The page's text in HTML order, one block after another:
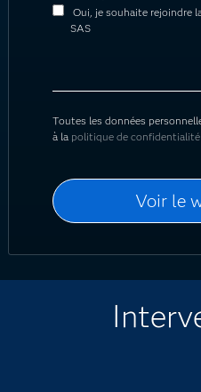
Oui, je souhaite rejoindre
SAS
Toutes les données
à la politique de confidentialité